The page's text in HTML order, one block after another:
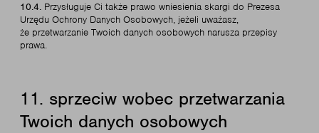
10.4. Przysługuje Ci także prawo wniesienia skargi do Prezesa
Urzędu Ochrony Danych Osobowych, jeżeli uważasz,
że przetwarzanie Twoich danych osobowych narusza przepisy
prawa.
11. sprzeciw wobec przetwarzania
Twoich danych osobowych